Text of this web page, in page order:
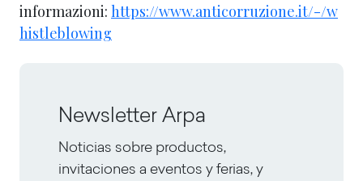
informazioni: https://www.anticorruzione.it/-/w
histleblowing
Newsletter Arpa
Noticias sobre productos,
invitaciones a eventos y ferias, y